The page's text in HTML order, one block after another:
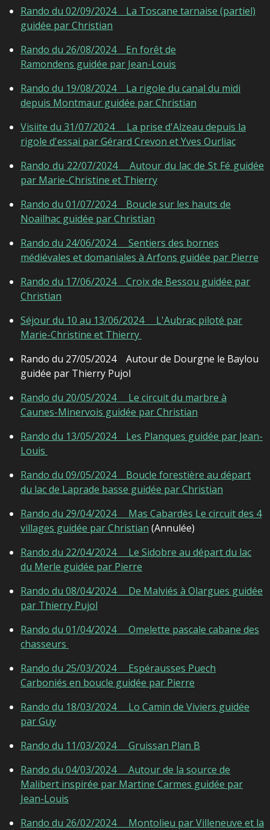
Rando du 02/09/2024 La Toscane tarnaise (partiel)
guidée par Christian
Rando du 26/08/2024 En forêt de
Ramondens guidée par Jean-Louis
Rando du 19/08/2024 La rigole du canal du midi
depuis Montmaur guidée par Christian
Visiite du 31/07/2024 La prise d'Alzeau depuis la
rigole d'essai par Gérard Crevon et Yves Ourliac
Rando du 22/07/2024 Autour du lac de St Fé guidée
par Marie-Christine et Thierry
Rando du 01/07/2024 Boucle sur les hauts de
Noailhac guidée par Christian
Rando du 24/06/2024 Sentiers des bornes
médiévales et domaniales à Arfons guidée par Pierre
Rando du 17/06/2024 Croix de Bessou guidée par
Christian
Séjour du 10 au 13/06/2024 L'Aubrac piloté par
Marie-Christine et Thierry
Rando du 27/05/2024 Autour de Dourgne le Baylou
guidée par Thierry Pujol
Rando du 20/05/2024 Le circuit du marbre à
Caunes-Minervois guidée par Christian
Rando du 13/05/2024 Les Planques guidée par Jean-
Louis
Rando du 09/05/2024 Boucle forestière au départ
du lac de Laprade basse guidée par Christian
Rando du 29/04/2024 Mas Cabardès Le circuit des 4
villages guidée par Christian (Annulée)
Rando du 22/04/2024 Le Sidobre au départ du lac
du Merle guidée par Pierre
Rando du 08/04/2024 De Malviés à Olargues guidée
par Thierry Pujol
Rando du 01/04/2024 Omelette pascale cabane des
chasseurs
Rando du 25/03/2024 Espérausses Puech
Carboniés en boucle guidée par Pierre
Rando du 18/03/2024 Lo Camin de Viviers guidée
par Guy
Rando du 11/03/2024 Gruissan Plan B
Rando du 04/03/2024 Autour de la source de
Malibert inspirée par Martine Carmes guidée par
Jean-Louis
Rando du 26/02/2024 Montolieu par Villeneuve et la